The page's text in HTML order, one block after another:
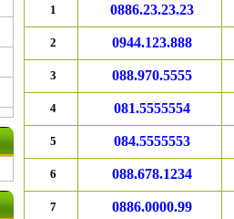
1 0886.23.23.23
2 0944.123.888
3 088.970.5555
4 081.5555554
5 084.5555553
6 088.678.1234
7 0886.0000.99